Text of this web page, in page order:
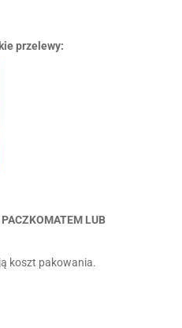
przelewy:
PACZKOMATEM LUB
koszt pakowania.